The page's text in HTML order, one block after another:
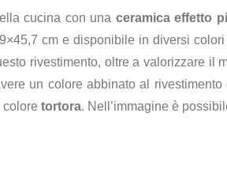
cucina con una ceramica effetto
cm e disponibile in diversi
rivestimento, oltre a valorizzare il
un colore abbinato al
colore tortora. Nell’immagine è